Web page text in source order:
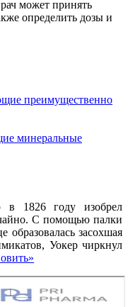
может принять
определить дозы и
преимущественно
минеральные
в 1826 году изобрел
С помощью палки
засохшая
Уокер чиркнул